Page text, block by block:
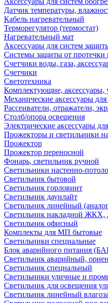
Датчик температуры,
Кабель нагревательный
Терморегулятор (термостат)
Нагревательный мат
Аксессуары для систем
Системы защиты от протечки
Счетчики воды, газа,
Счетчики
Светотехника
Комплектующие, аксессуары,
Механические аксессуары для
Рассеиватели, отражатели,
Столб/опора освещения
Электрические аксессуары
Прожекторы и светильники
Прожектор
Прожектор переносной
Фонарь, светильник ручной
Светильники настенно-
Светильник бытовой
Светильник горловинт
Светильник даунлайт
Светильник линейный
Светильник накладной ЖКХ,
Светильник офисный
Комплекты для МП бытовые
Светильники специальные
Блок аварийного питания
Светильник аварийный,
Светильник специальный
Светильники уличные и
Светильник для освещения
Светильник линейный